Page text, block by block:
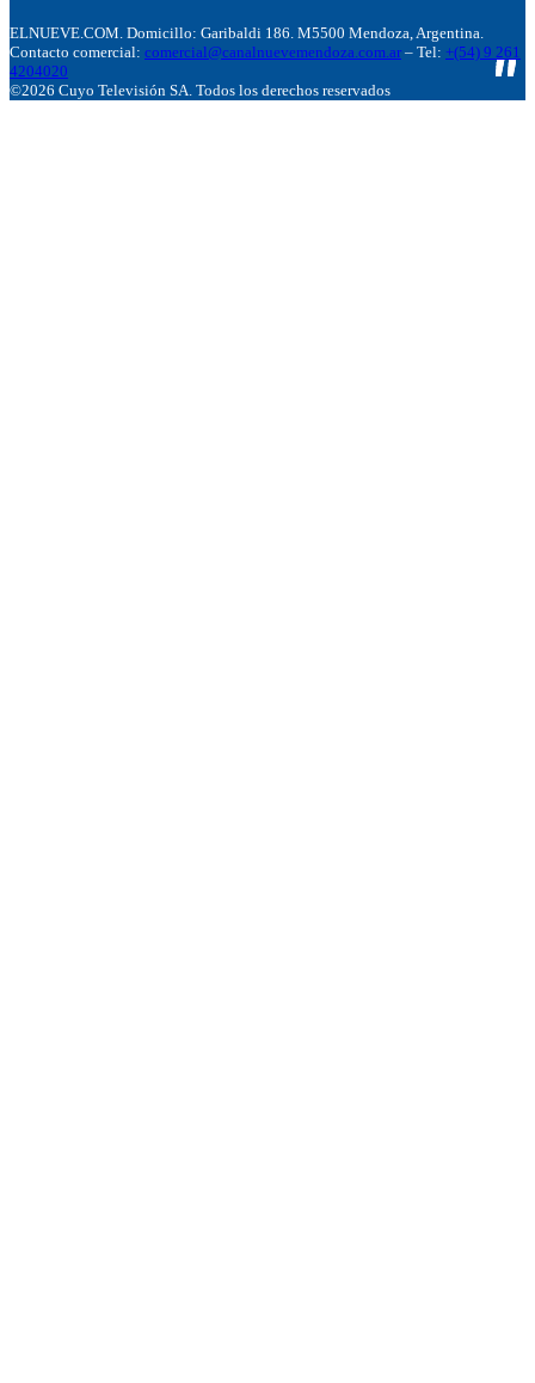
ELNUEVE.COM. Domicillo: Garibaldi 186. M5500 Mendoza, Argentina.
Contacto comercial: comercial@canalnuevemendoza.com.ar – Tel: +(54) 9 261
4204020
©2026 Cuyo Televisión SA. Todos los derechos reservados